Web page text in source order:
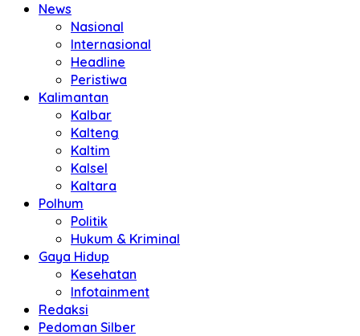
News
Nasional
Internasional
Headline
Peristiwa
Kalimantan
Kalbar
Kalteng
Kaltim
Kalsel
Kaltara
Polhum
Politik
Hukum & Kriminal
Gaya Hidup
Kesehatan
Infotainment
Redaksi
Pedoman Silber